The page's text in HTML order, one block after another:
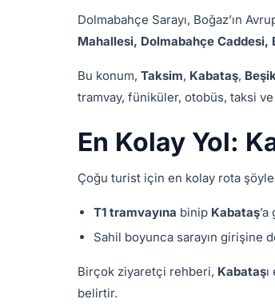
Dolmabahçe Sarayı, Boğaz’ın
Mahallesi, Dolmabahçe Caddesi,
Bu konum, Taksim, Kabataş,
tramvay, füniküler, otobüs, taksi
En Kolay Yol:
Çoğu turist için en kolay rota
T1 tramvayına binip Kabataş
Sahil boyunca sarayın girişine
Birçok ziyaretçi rehberi, Kabataş
belirtir.